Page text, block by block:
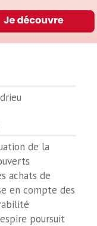
de la
achats de
en compte des
poursuit